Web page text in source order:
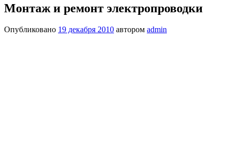
Монтаж и ремонт электропроводки
Опубликовано 19 декабря 2010 автором admin